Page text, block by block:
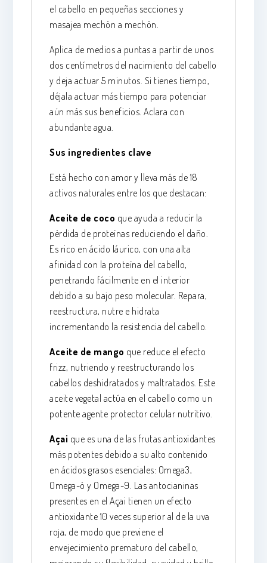
el cabello en pequeñas secciones y
masajea mechón a mechón.
Aplica de medios a puntas a partir de unos
dos centímetros del nacimiento del cabello
y deja actuar 5 minutos. Si tienes tiempo,
déjala actuar más tiempo para potenciar
aún más sus beneficios. Aclara con
abundante agua.
Sus ingredientes clave
Está hecho con amor y lleva más de 18
activos naturales entre los que destacan:
Aceite de coco que ayuda a reducir la
pérdida de proteínas reduciendo el daño.
Es rico en ácido láurico, con una alta
afinidad con la proteína del cabello,
penetrando fácilmente en el interior
debido a su bajo peso molecular. Repara,
reestructura, nutre e hidrata
incrementando la resistencia del cabello.
Aceite de mango que reduce el efecto
frizz, nutriendo y reestructurando los
cabellos deshidratados y maltratados. Este
aceite vegetal actúa en el cabello como un
potente agente protector celular nutritivo.
Açai que es una de las frutas antioxidantes
más potentes debido a su alto contenido
en ácidos grasos esenciales: Omega3,
Omega-ó y Omega-9. Las antocianinas
presentes en el Açai tienen un efecto
antioxidante 10 veces superior al de la uva
roja, de modo que previene el
envejecimiento prematuro del cabello,